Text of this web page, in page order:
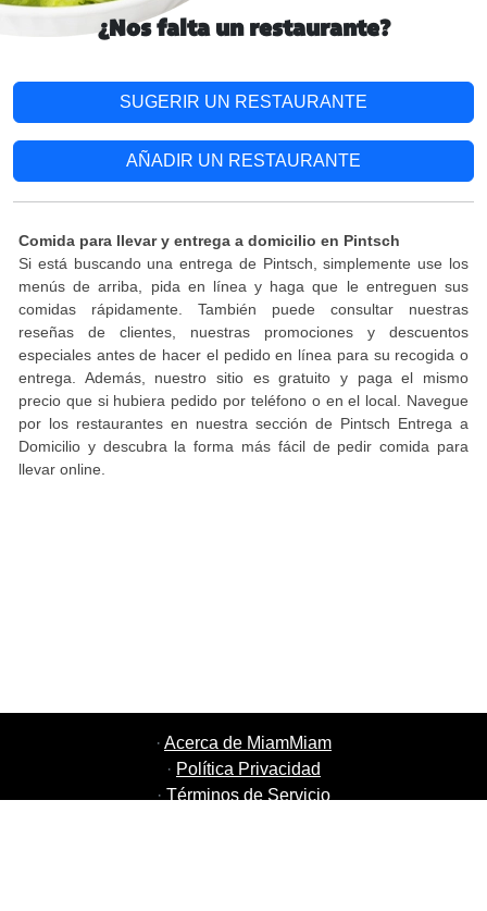
¿Nos falta un restaurante?
SUGERIR UN RESTAURANTE
AÑADIR UN RESTAURANTE
Comida para llevar y entrega a domicilio en Pintsch
Si está buscando una entrega de Pintsch, simplemente use los
menús de arriba, pida en línea y haga que le entreguen sus
comidas rápidamente. También puede consultar nuestras
reseñas de clientes, nuestras promociones y descuentos
especiales antes de hacer el pedido en línea para su recogida o
entrega. Además, nuestro sitio es gratuito y paga el mismo
precio que si hubiera pedido por teléfono o en el local. Navegue
por los restaurantes en nuestra sección de Pintsch Entrega a
Domicilio y descubra la forma más fácil de pedir comida para
llevar online.
· Acerca de MiamMiam
· Política Privacidad
· Términos de Servicio